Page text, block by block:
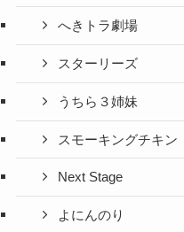
へきトラ劇場
スターリーズ
うちら３姉妹
スモーキングチキン
Next Stage
よにんのり